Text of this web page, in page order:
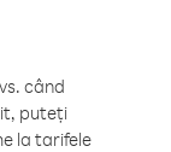
când
puteți
la tarifele